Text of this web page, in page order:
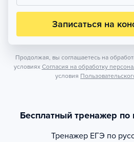
Записаться на
Продолжая, вы соглашаетесь на
условиях Согласия на обработку
условия
Бесплатный тренажер по
Тренажер ЕГЭ по